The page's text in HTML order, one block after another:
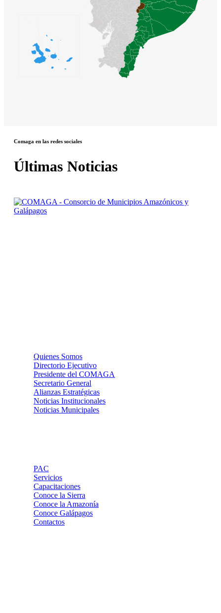
Comaga en las redes sociales
Últimas Noticias
Quienes Somos
Directorio Ejecutivo
Presidente del COMAGA
Secretario General
Alianzas Estratégicas
Noticias Institucionales
Noticias Municipales
PAC
Servicios
Capacitaciones
Conoce la Sierra
Conoce la Amazonía
Conoce Galápagos
Contactos